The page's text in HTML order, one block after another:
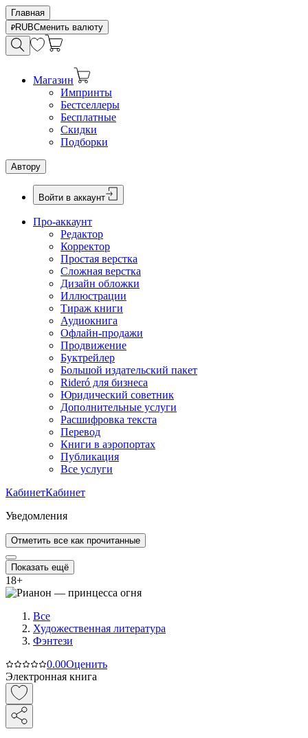
Главная
RUBСменить валюту
Магазин
Импринты
Бестселлеры
Бесплатные
Скидки
Подборки
Автору
Войти в аккаунт
Про-аккаунт
Редактор
Корректор
Простая верстка
Сложная верстка
Дизайн обложки
Иллюстрации
Тираж книги
Аудиокнига
Офлайн-продажи
Продвижение
Буктрейлер
Большой издательский пакет
Rideró для бизнеса
Юридический советник
Дополнительные услуги
Расшифровка текста
Перевод
Книги в аэропортах
Публикация
Все услуги
КабинетКабинет
Уведомления
Отметить все как прочитанные
Показать ещё
18+
Все
Художественная литература
Фэнтези
0.00Оценить
Электронная книга